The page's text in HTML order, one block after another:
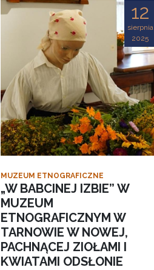
12
sierpnia
2025
MUZEUM ETNOGRAFICZNE
„W BABCINEJ IZBIE” W
MUZEUM
ETNOGRAFICZNYM W
TARNOWIE W NOWEJ,
PACHNĄCEJ ZIOŁAMI I
KWIATAMI ODSŁONIE